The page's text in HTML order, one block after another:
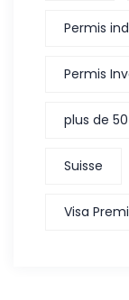
Permis
Permis
plus de
Suisse
Visa